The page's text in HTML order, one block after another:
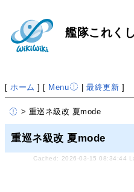
艦隊これく
[ ホーム ] [ Menu |最終更新 ]
> 重巡ネ級改 夏mode
重巡ネ級改 夏mode
Cached: 2026-03-15 08:34:44